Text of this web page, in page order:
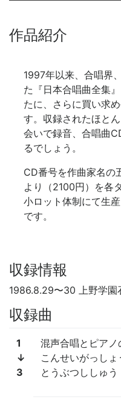
作品紹介
1997年以来、合唱界
た『日本合唱曲全集
たに、さらに買い求
す。収録されたほと
会いで録音、合唱曲
るでしょう。
CD番号を作曲家名の
より（2100円）を各
小ロット体制にて生
です。
収録情報
1986.8.29〜30 上野学園
収録曲
1
↓
3
混声合唱とピア
こんせいがっし
とうぶつししゅう